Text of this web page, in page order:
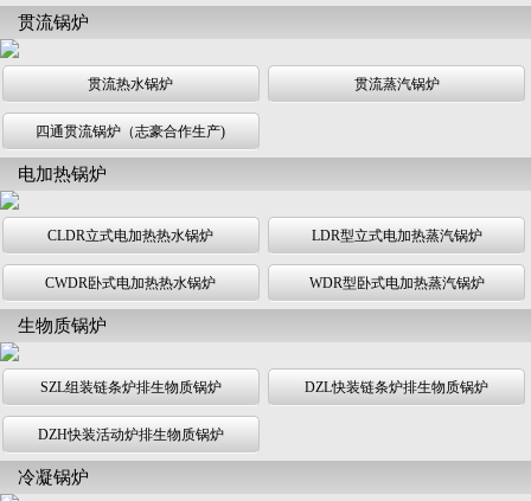
贯流锅炉
贯流热水锅炉 贯流蒸汽锅炉
四通贯流锅炉（志豪合作生产)
电加热锅炉
CLDR立式电加热热水锅炉 LDR型立式电加热蒸汽锅炉
CWDR卧式电加热热水锅炉 WDR型卧式电加热蒸汽锅炉
生物质锅炉
SZL组装链条炉排生物质锅炉 DZL快装链条炉排生物质锅炉
DZH快装活动炉排生物质锅炉
冷凝锅炉